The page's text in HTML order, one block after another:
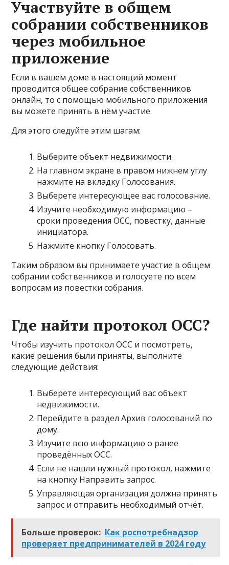
Участвуйте в общем
собрании собственников
через мобильное
приложение
Если в вашем доме в настоящий момент
проводится общее собрание собственников
онлайн, то с помощью мобильного приложения
вы можете принять в нём участие.
Для этого следуйте этим шагам:
Выберите объект недвижимости.
На главном экране в правом нижнем углу
нажмите на вкладку Голосования.
Выберете интересующее вас голосование.
Изучите необходимую информацию –
сроки проведения ОСС, повестку, данные
инициатора.
Нажмите кнопку Голосовать.
Таким образом вы принимаете участие в общем
собрании собственников и голосуете по всем
вопросам из повестки собрания.
Где найти протокол ОСС?
Чтобы изучить протокол ОСС и посмотреть,
какие решения были приняты, выполните
следующие действия:
Выберете интересующий вас объект
недвижимости.
Перейдите в раздел Архив голосований по
дому.
Изучите всю информацию о ранее
проведённых ОСС.
Если не нашли нужный протокол, нажмите
на кнопку Направить запрос.
Управляющая организация должна принять
запрос и отправить необходимый отчёт.
Больше проверок: Как роспотребнадзор
проверяет предпринимателей в 2024 году